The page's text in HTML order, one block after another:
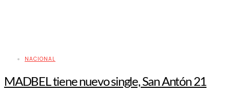
NACIONAL
MADBEL tiene nuevo single, San Antón 21